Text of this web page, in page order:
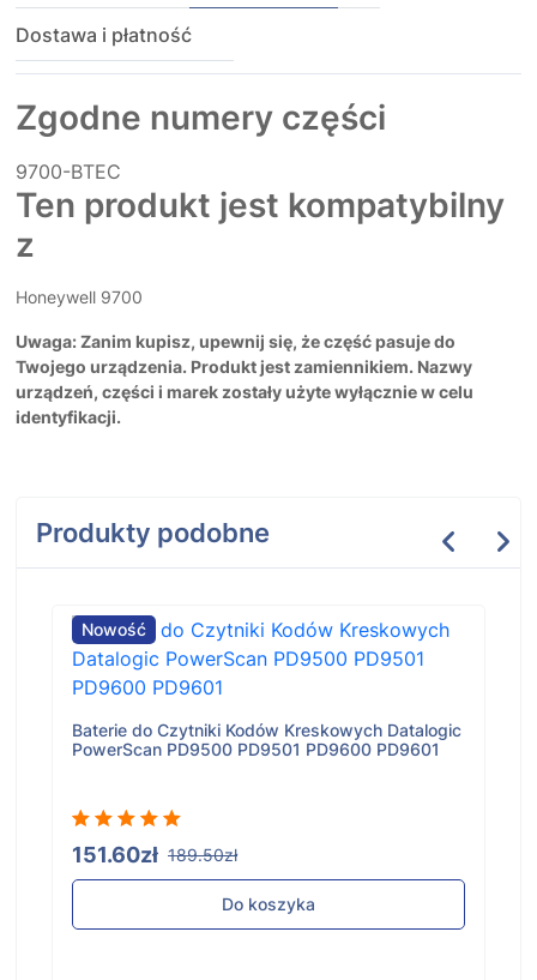
Dostawa i płatność
Zgodne numery części
9700-BTEC
Ten produkt jest kompatybilny
z
Honeywell 9700
Uwaga: Zanim kupisz, upewnij się, że część pasuje do
Twojego urządzenia. Produkt jest zamiennikiem. Nazwy
urządzeń, części i marek zostały użyte wyłącznie w celu
identyfikacji.
Produkty podobne
Nowość
Baterie do Czytniki Kodów Kreskowych Datalogic
PowerScan PD9500 PD9501 PD9600 PD9601
151.60zł 189.50zł
Do koszyka